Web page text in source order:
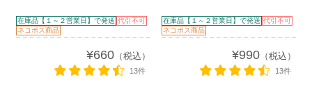
在庫品【１～２営業日】で発送 代引不可
ネコポス商品
¥660（税込）
13件
在庫品【１～２営業日】で発送 代引不可
ネコポス商品
¥990（税込）
13件